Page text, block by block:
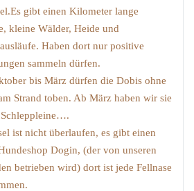
gibt einen Kilometer lange
kleine Wälder, Heide und
Haben dort nur positive
sammeln dürfen.
bis März dürfen die Dobis ohne
Strand toben. Ab März haben wir sie
Schleppleine….
ist nicht überlaufen, es gibt einen
Dogin, (der von unseren
betrieben wird) dort ist jede Fellnase